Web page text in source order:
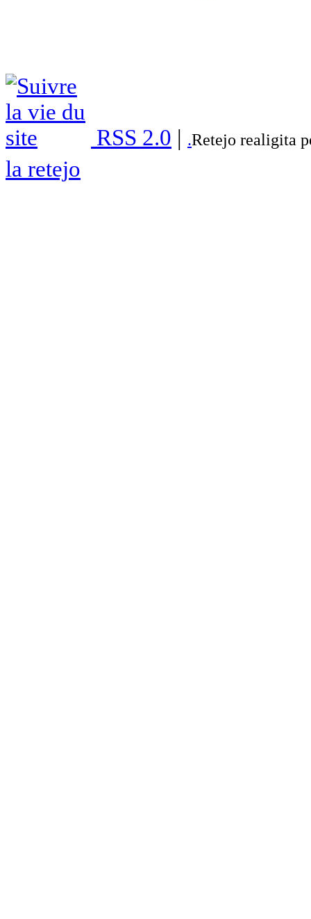
RSS 2.0 | .Retejo realigita
la retejo